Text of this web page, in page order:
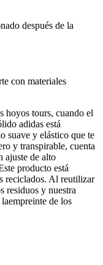
después de la
con materiales
hoyos tours, cuando el
adidas está
suave y elástico que te
y transpirable, cuenta
ajuste de alto
producto está
reciclados. Al reutilizar
residuos y nuestra
de los